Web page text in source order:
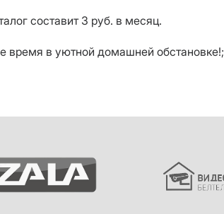
составит 3 руб. в месяц.
время в уютной домашней обстановке!;